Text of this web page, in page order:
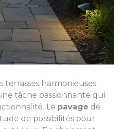
terrasses harmonieuses
tâche passionnante qui
Le pavage de
de possibilités pour